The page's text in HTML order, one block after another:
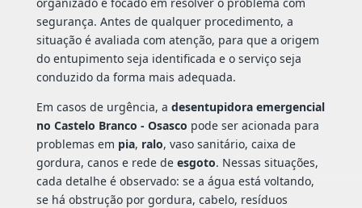
segurança. Antes de qualquer procedimento, a
situação é avaliada com atenção, para que a origem
do entupimento seja identificada e o serviço seja
conduzido da forma mais adequada.
Em casos de urgência, a desentupidora emergencial
no Castelo Branco - Osasco pode ser acionada para
problemas em pia, ralo, vaso sanitário, caixa de
gordura, canos e rede de esgoto. Nessas situações,
cada detalhe é observado: se a água está voltando,
se há obstrução por gordura, cabelo, resíduos